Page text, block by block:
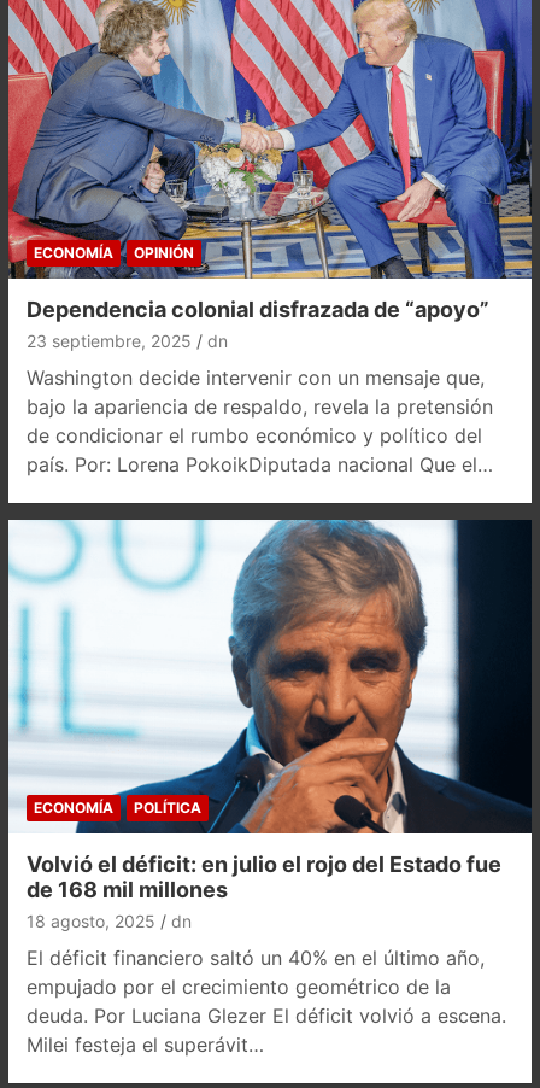
ECONOMÍA OPINIÓN
Dependencia colonial disfrazada de “apoyo”
23 septiembre, 2025 dn
Washington decide intervenir con un mensaje que,
bajo la apariencia de respaldo, revela la pretensión
de condicionar el rumbo económico y político del
país. Por: Lorena PokoikDiputada nacional Que el…
ECONOMÍA POLÍTICA
Volvió el déficit: en julio el rojo del Estado fue
de 168 mil millones
18 agosto, 2025 dn
El déficit financiero saltó un 40% en el último año,
empujado por el crecimiento geométrico de la
deuda. Por Luciana Glezer El déficit volvió a escena.
Milei festeja el superávit…